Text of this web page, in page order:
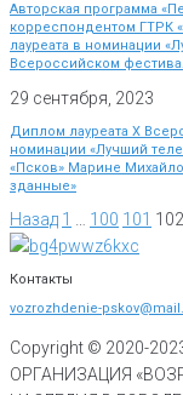
Авторская программа
корреспондентом ГТРК
лауреата в номинации
Всероссийском
29 сентября, 2023
Диплом лауреата X
номинации «Лучший
«Псков» Марине
зданные»
Назад 1 100 101 102
Контакты
vozrozhdenie-
Copyright © 2020-
ОРГАНИЗАЦИЯ